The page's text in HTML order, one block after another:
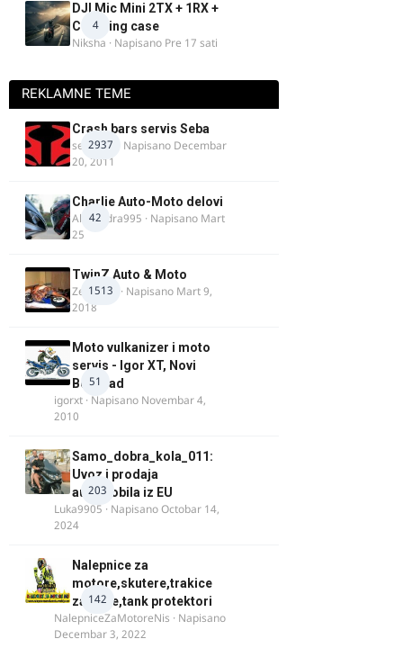
4
DJI Mic Mini 2TX + 1RX +
Charging case
Niksha · Napisano Pre 17 sati
REKLAMNE TEME
2937
Crash bars servis Seba
seba011 · Napisano Decembar
20, 2011
42
Charlie Auto-Moto delovi
Alexandra995 · Napisano Mart
25
1513
TwinZ Auto & Moto
Zeljkamp · Napisano Mart 9,
2018
51
Moto vulkanizer i moto
servis - Igor XT, Novi
Beograd
igorxt · Napisano Novembar 4,
2010
203
Samo_dobra_kola_011:
Uvoz i prodaja
automobila iz EU
Luka9905 · NapisanoOctobar 14,
2024
142
Nalepnice za
motore,skutere,trakice
za felne,tank protektori
NalepniceZaMotoreNis · Napisano
Decembar 3, 2022